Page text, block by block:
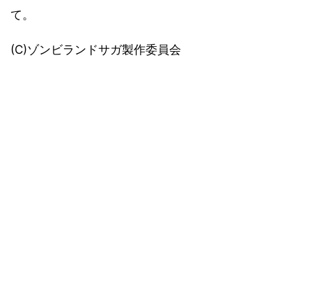
て。
(C)ゾンビランドサガ製作委員会